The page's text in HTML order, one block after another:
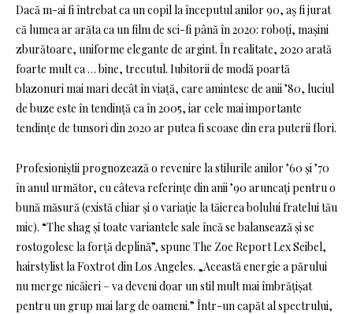
Dacă m-ai fi întrebat ca un copil la începutul anilor 90, aș fi jurat
că lumea ar arăta ca un film de sci-fi până în 2020: roboți, mașini
zburătoare, uniforme elegante de argint. În realitate, 2020 arată
foarte mult ca … bine, trecutul. Iubitorii de modă poartă
blazonuri mai mari decât în ​​viață, care amintesc de anii ’80, luciul
de buze este în tendință ca în 2005, iar cele mai importante
tendințe de tunsori din 2020 ar putea fi scoase din era puterii flori.
Profesioniștii prognozează o revenire la stilurile anilor ’60 și ’70
în anul următor, cu câteva referințe din anii ’90 aruncați pentru o
bună măsură (există chiar și o variație la tăierea bolului fratelui tău
mic). “The shag și toate variantele sale încă se balansează și se
rostogolesc la forță deplină”, ​​spune The Zoe Report Lex Seibel,
hairstylist la Foxtrot din Los Angeles. „Această energie a părului
nu merge nicăieri – va deveni doar un stil mult mai îmbrățișat
pentru un grup mai larg de oameni.” Într-un capăt al spectrului,